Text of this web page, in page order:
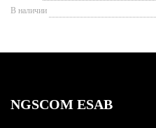
В наличии
NGSCOM ESAB